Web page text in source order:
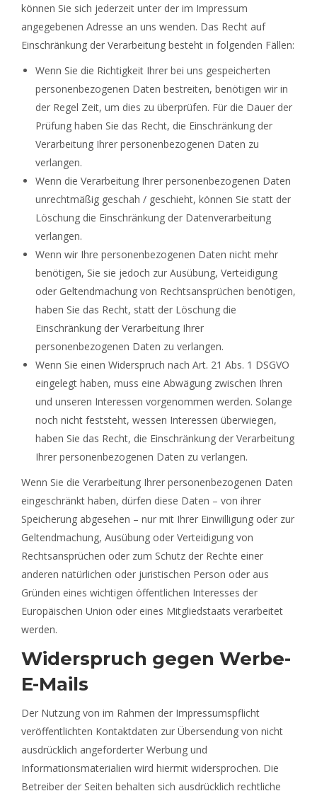
können Sie sich jederzeit unter der im Impressum
angegebenen Adresse an uns wenden. Das Recht auf
Einschränkung der Verarbeitung besteht in folgenden Fällen:
Wenn Sie die Richtigkeit Ihrer bei uns gespeicherten
personenbezogenen Daten bestreiten, benötigen wir in
der Regel Zeit, um dies zu überprüfen. Für die Dauer der
Prüfung haben Sie das Recht, die Einschränkung der
Verarbeitung Ihrer personenbezogenen Daten zu
verlangen.
Wenn die Verarbeitung Ihrer personenbezogenen Daten
unrechtmäßig geschah / geschieht, können Sie statt der
Löschung die Einschränkung der Datenverarbeitung
verlangen.
Wenn wir Ihre personenbezogenen Daten nicht mehr
benötigen, Sie sie jedoch zur Ausübung, Verteidigung
oder Geltendmachung von Rechtsansprüchen benötigen,
haben Sie das Recht, statt der Löschung die
Einschränkung der Verarbeitung Ihrer
personenbezogenen Daten zu verlangen.
Wenn Sie einen Widerspruch nach Art. 21 Abs. 1 DSGVO
eingelegt haben, muss eine Abwägung zwischen Ihren
und unseren Interessen vorgenommen werden. Solange
noch nicht feststeht, wessen Interessen überwiegen,
haben Sie das Recht, die Einschränkung der Verarbeitung
Ihrer personenbezogenen Daten zu verlangen.
Wenn Sie die Verarbeitung Ihrer personenbezogenen Daten
eingeschränkt haben, dürfen diese Daten – von ihrer
Speicherung abgesehen – nur mit Ihrer Einwilligung oder zur
Geltendmachung, Ausübung oder Verteidigung von
Rechtsansprüchen oder zum Schutz der Rechte einer
anderen natürlichen oder juristischen Person oder aus
Gründen eines wichtigen öffentlichen Interesses der
Europäischen Union oder eines Mitgliedstaats verarbeitet
werden.
Widerspruch gegen Werbe-
E-Mails
Der Nutzung von im Rahmen der Impressumspflicht
veröffentlichten Kontaktdaten zur Übersendung von nicht
ausdrücklich angeforderter Werbung und
Informationsmaterialien wird hiermit widersprochen. Die
Betreiber der Seiten behalten sich ausdrücklich rechtliche